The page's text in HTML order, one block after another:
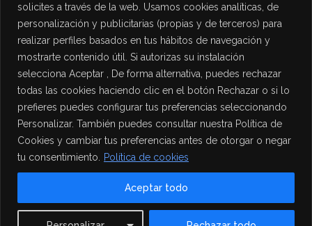
solicites a través de la web. Usamos cookies analíticas, de
personalización y publicitarias (propias y de terceros) para
realizar perfiles basados en tus hábitos de navegación y
mostrarte contenido útil. Si autorizas su instalación
selecciona Aceptar , De forma alternativa, puedes rechazar
todas las cookies haciendo clic en el botón Rechazar o si lo
prefieres puedes configurar tus preferencias seleccionando
Personalizar. También puedes consultar nuestra Política de
Cookies y cambiar tus preferencias antes de otorgar o negar
tu consentimiento.
Política de cookies
Aceptar todo
PROTECCIÓN DE DATOS
Política de Privacidad
Política de Cookies
Aviso Legal